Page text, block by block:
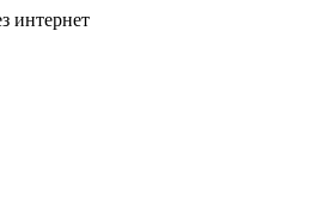
интернет